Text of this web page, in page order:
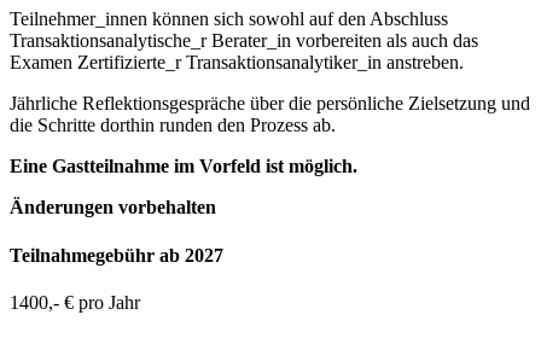
Teilnehmer_innen können sich sowohl auf den Abschluss
Transaktionsanalytische_r Berater_in vorbereiten als auch das
Examen Zertifizierte_r Transaktionsanalytiker_in anstreben.
Jährliche Reflektionsgespräche über die persönliche Zielsetzung und
die Schritte dorthin runden den Prozess ab.
Eine Gastteilnahme im Vorfeld ist möglich.
Änderungen vorbehalten
Teilnahmegebühr ab 2027
1400,- € pro Jahr